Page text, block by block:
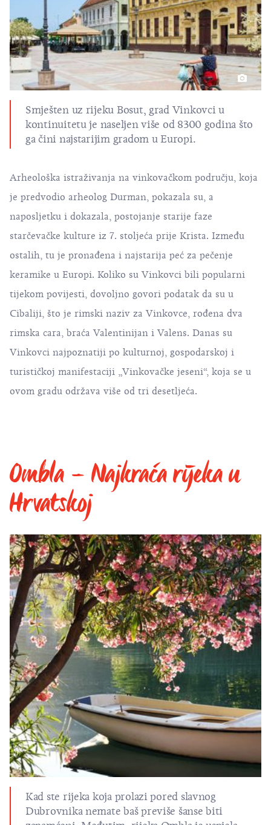
Smješten uz rijeku Bosut, grad Vinkovci u
kontinuitetu je naseljen više od 8300 godina što
ga čini najstarijim gradom u Europi.
Arheološka istraživanja na vinkovačkom području, koja
je predvodio arheolog Durman, pokazala su, a
naposljetku i dokazala, postojanje starije faze
starčevačke kulture iz 7. stoljeća prije Krista. Između
ostalih, tu je pronađena i najstarija peć za pečenje
keramike u Europi. Koliko su Vinkovci bili popularni
tijekom povijesti, dovoljno govori podatak da su u
Cibaliji, što je rimski naziv za Vinkovce, rođena dva
rimska cara, braća Valentinijan i Valens. Danas su
Vinkovci najpoznatiji po kulturnoj, gospodarskoj i
turističkoj manifestaciji „Vinkovačke jeseni“, koja se u
ovom gradu održava više od tri desetljeća.
Ombla – Najkraća rijeka u
Hrvatskoj
Kad ste rijeka koja prolazi pored slavnog
Dubrovnika nemate baš previše šanse biti